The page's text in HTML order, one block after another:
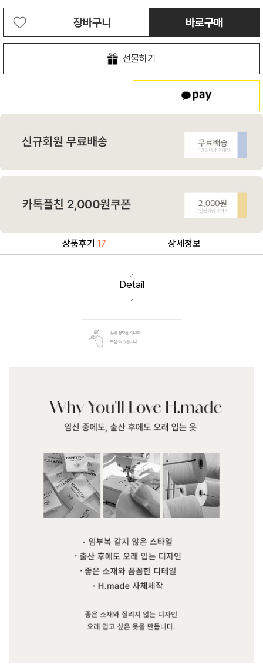
장바구니 바로구매
선물하기
상품후기 17 상세정보
Detail
상세 정보를 확대해
보실 수 있습니다.